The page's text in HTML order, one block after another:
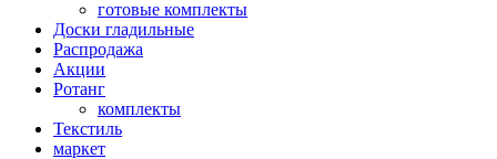
готовые комплекты
Доски гладильные
Распродажа
Акции
Ротанг
комплекты
Текстиль
маркет